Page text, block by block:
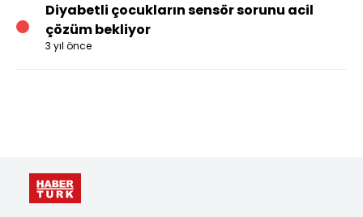
Diyabetli çocukların sensör sorunu acil
çözüm bekliyor
3 yıl önce